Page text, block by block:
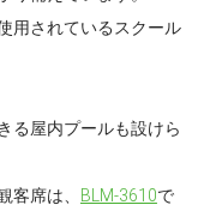
用されているスクール
る屋内プールも設けら
客席は、
BLM-3610で